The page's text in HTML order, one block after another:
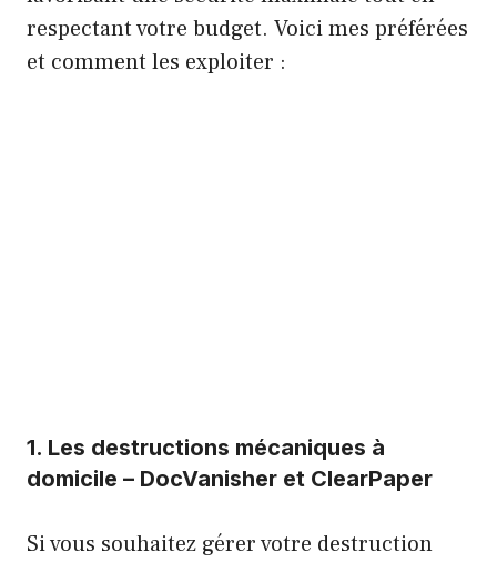
respectant votre budget. Voici mes préférées
et comment les exploiter :
1. Les destructions mécaniques à
domicile – DocVanisher et ClearPaper
Si vous souhaitez gérer votre destruction